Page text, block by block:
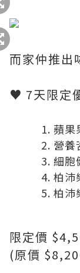
而家仲推出
♥ 7天限定
蘋果
營養
細胞
柏沛
柏沛
限定價
(原價